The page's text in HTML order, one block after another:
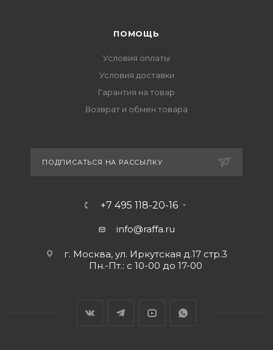
ПОМОЩЬ
Условия оплаты
Условия доставки
Гарантия на товар
Возврат и обмен товара
ПОДПИСАТЬСЯ НА РАССЫЛКУ
+7 495 118-20-16
info@raffa.ru
г. Москва, ул. Иркутская д.17 стр.3
Пн.-Пт.: с 10-00 до 17-00